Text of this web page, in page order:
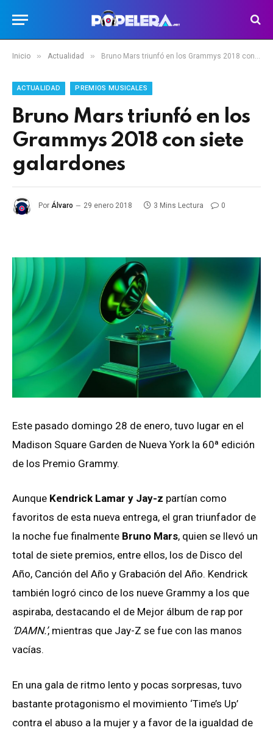
Inicio » Actualidad » Bruno Mars triunfó en los Grammys 2018 con siete galardones
ACTUALIDAD PREMIOS MUSICALES
Bruno Mars triunfó en los
Grammys 2018 con siete
galardones
Por Álvaro 29 enero 2018 3 Mins Lectura 0
Este pasado domingo 28 de enero, tuvo lugar en el
Madison Square Garden de Nueva York la 60ª edición
de los Premio Grammy.
Aunque Kendrick Lamar y Jay-z partían como
favoritos de esta nueva entrega, el gran triunfador de
la noche fue finalmente Bruno Mars, quien se llevó un
total de siete premios, entre ellos, los de Disco del
Año, Canción del Año y Grabación del Año. Kendrick
también logró cinco de los nueve Grammy a los que
aspiraba, destacando el de Mejor álbum de rap por
‘DAMN.’, mientras que Jay-Z se fue con las manos
vacías.
En una gala de ritmo lento y pocas sorpresas, tuvo
bastante protagonismo el movimiento ‘Time’s Up’
contra el abuso a la mujer y a favor de la igualdad de